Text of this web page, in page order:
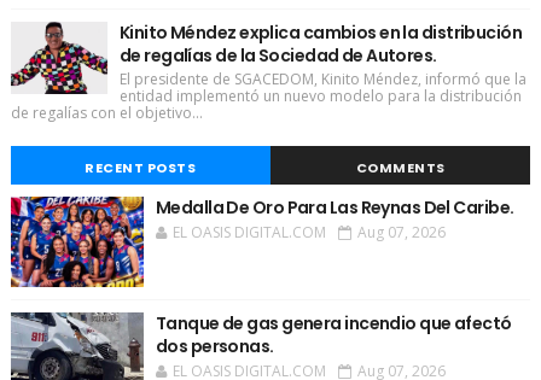
Kinito Méndez explica cambios en la distribución
de regalías de la Sociedad de Autores.
El presidente de SGACEDOM, Kinito Méndez, informó que la
entidad implementó un nuevo modelo para la distribución
de regalías con el objetivo...
RECENT POSTS COMMENTS
Medalla De Oro Para Las Reynas Del Caribe.
EL OASIS DIGITAL.COM Aug 07, 2026
Tanque de gas genera incendio que afectó
dos personas.
EL OASIS DIGITAL.COM Aug 07, 2026